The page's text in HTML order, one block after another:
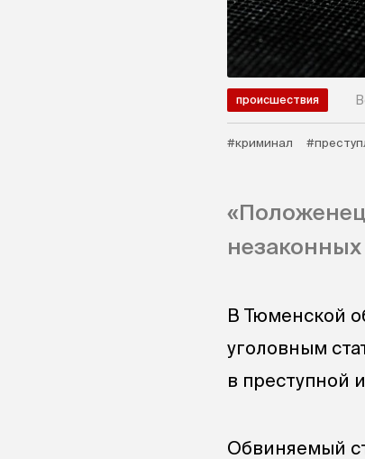
происшествия
#криминал
незаконных
В Тюменской
уголовным
в преступной
Обвиняемый